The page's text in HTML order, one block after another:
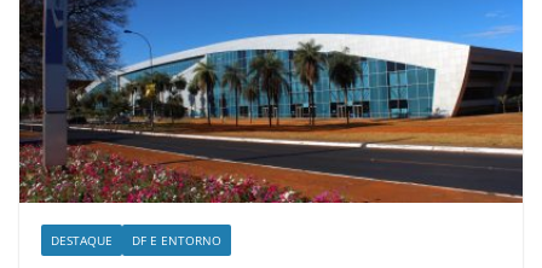
DESTAQUE DF E ENTORNO